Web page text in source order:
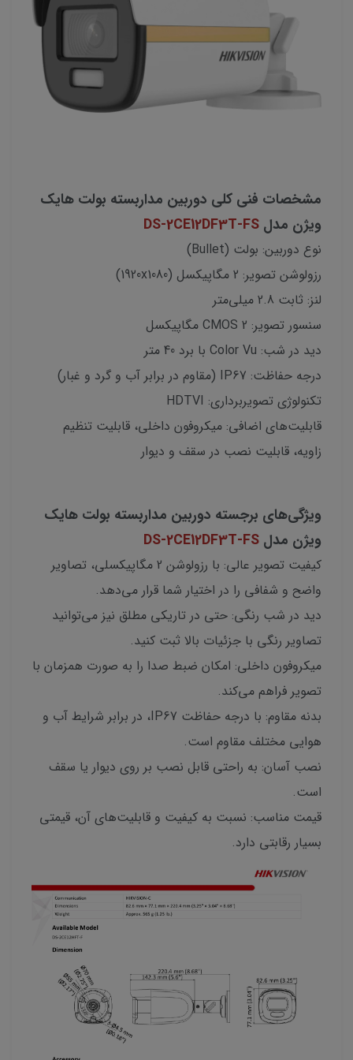
مشخصات فنی کلی دوربین مداربسته بولت هایک
ویژن مدل DS-2CE12DF3T-FS
نوع دوربین: بولت (Bullet)
رزولوشن تصویر: 2 مگاپیکسل (1920x1080)
لنز: ثابت 2.8 میلی‌متر
سنسور تصویر: CMOS 2 مگاپیکسل
دید در شب: Color Vu با برد 40 متر
درجه حفاظت: IP67 (مقاوم در برابر آب و گرد و غبار)
تکنولوژی تصویربرداری: HDTVI
قابلیت‌های اضافی: میکروفون داخلی، قابلیت تنظیم
زاویه، قابلیت نصب در سقف و دیوار
ویژگی‌های برجسته دوربین مداربسته بولت هایک
ویژن مدل DS-2CE12DF3T-FS
کیفیت تصویر عالی: با رزولوشن 2 مگاپیکسلی، تصاویر
واضح و شفافی را در اختیار شما قرار می‌دهد.
دید در شب رنگی: حتی در تاریکی مطلق نیز می‌توانید
تصاویر رنگی با جزئیات بالا ثبت کنید.
میکروفون داخلی: امکان ضبط صدا را به صورت همزمان با
تصویر فراهم می‌کند.
بدنه مقاوم: با درجه حفاظت IP67، در برابر شرایط آب و
هوایی مختلف مقاوم است.
نصب آسان: به راحتی قابل نصب بر روی دیوار یا سقف
است.
قیمت مناسب: نسبت به کیفیت و قابلیت‌های آن، قیمتی
بسیار رقابتی دارد.